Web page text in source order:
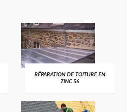
>
RÉPARATION DE TOITURE EN
ZINC 56